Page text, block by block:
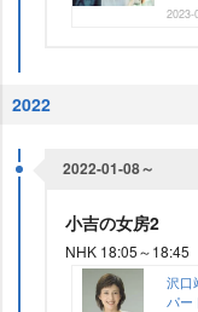
2023-
2022
2022-01-08～
小吉の女房2
NHK 18:05～18:45
沢口
パー